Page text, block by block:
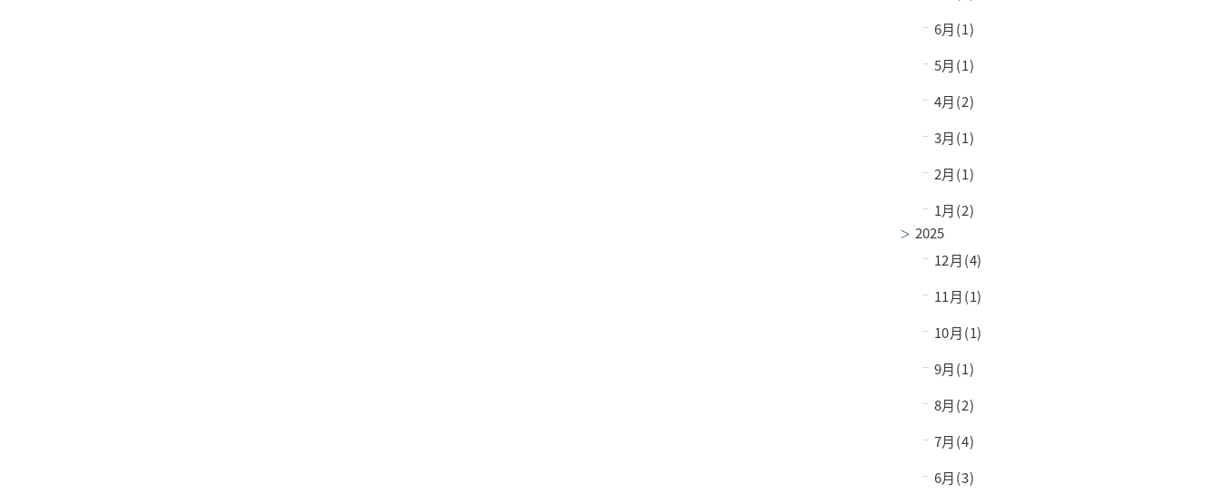
− 6月(1)
− 5月(1)
− 4月(2)
− 3月(1)
− 2月(1)
−
1月(2)
2025
− 12月(4)
− 11月(1)
− 10月(1)
− 9月(1)
− 8月(2)
− 7月(4)
− 6月(3)